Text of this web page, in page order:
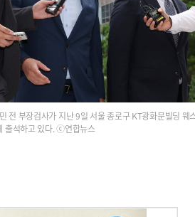
전 부장검사가 지난 9일 서울 종로구 KT광화문빌딩 웨
출석하고 있다. ⓒ연합뉴스